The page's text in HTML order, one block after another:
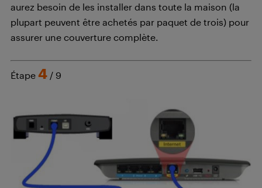
aurez besoin de les installer dans toute la maison (la
plupart peuvent être achetés par paquet de trois) pour
assurer une couverture complète.
Étape 4 / 9